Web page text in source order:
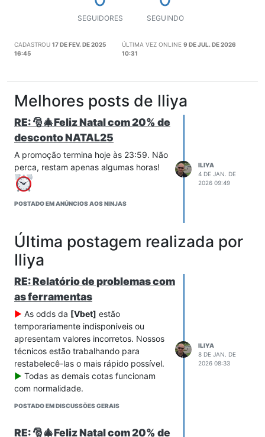
SEGUIDORES SEGUINDO
CADASTROU 17 DE FEV. DE 2025
16:45
ÚLTIMA VEZ ONLINE 9 DE JUL. DE 2026
10:31
Melhores posts de Iliya
RE: 🎅🎄Feliz Natal com 20% de
desconto NATAL25
A promoção termina hoje às 23:59. Não
perca, restam apenas algumas horas!
POSTADO EM ANÚNCIOS AOS NINJAS
ILIYA
4 DE JAN. DE
2026 09:49
Última postagem realizada por
Iliya
RE: Relatório de problemas com
as ferramentas
► As odds da [Vbet] estão
temporariamente indisponíveis ou
apresentam valores incorretos. Nossos
técnicos estão trabalhando para
restabelecê-las o mais rápido possível.
► Todas as demais cotas funcionam
com normalidade.
POSTADO EM DISCUSSÕES GERAIS
ILIYA
8 DE JAN. DE
2026 08:33
RE: 🎅🎄Feliz Natal com 20% de